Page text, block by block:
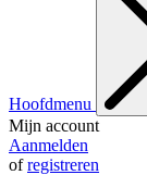
Hoofdmenu
Mijn account
Aanmelden
ofregistreren